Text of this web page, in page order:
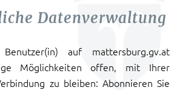
Datenverwaltung
auf mattersburg.gv.at
Möglichkeiten offen, mit Ihrer
zu bleiben: Abonnieren Sie